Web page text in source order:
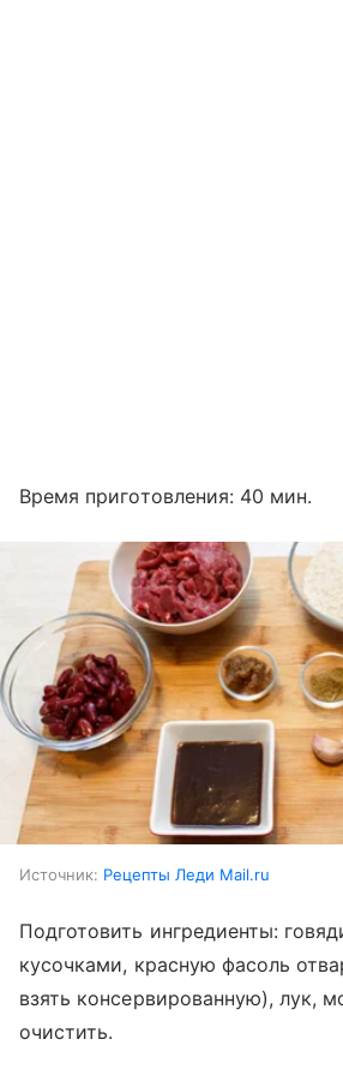
Время приготовления: 40 мин.
Источник: Рецепты Леди Mail.ru
Подготовить ингредиенты:
кусочками, красную фасоль
взять консервированную), лук,
очистить.